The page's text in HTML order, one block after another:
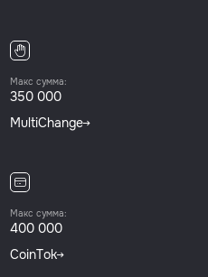
Макс сумма:
350 000
MultiChange
Макс сумма:
400 000
CoinTok